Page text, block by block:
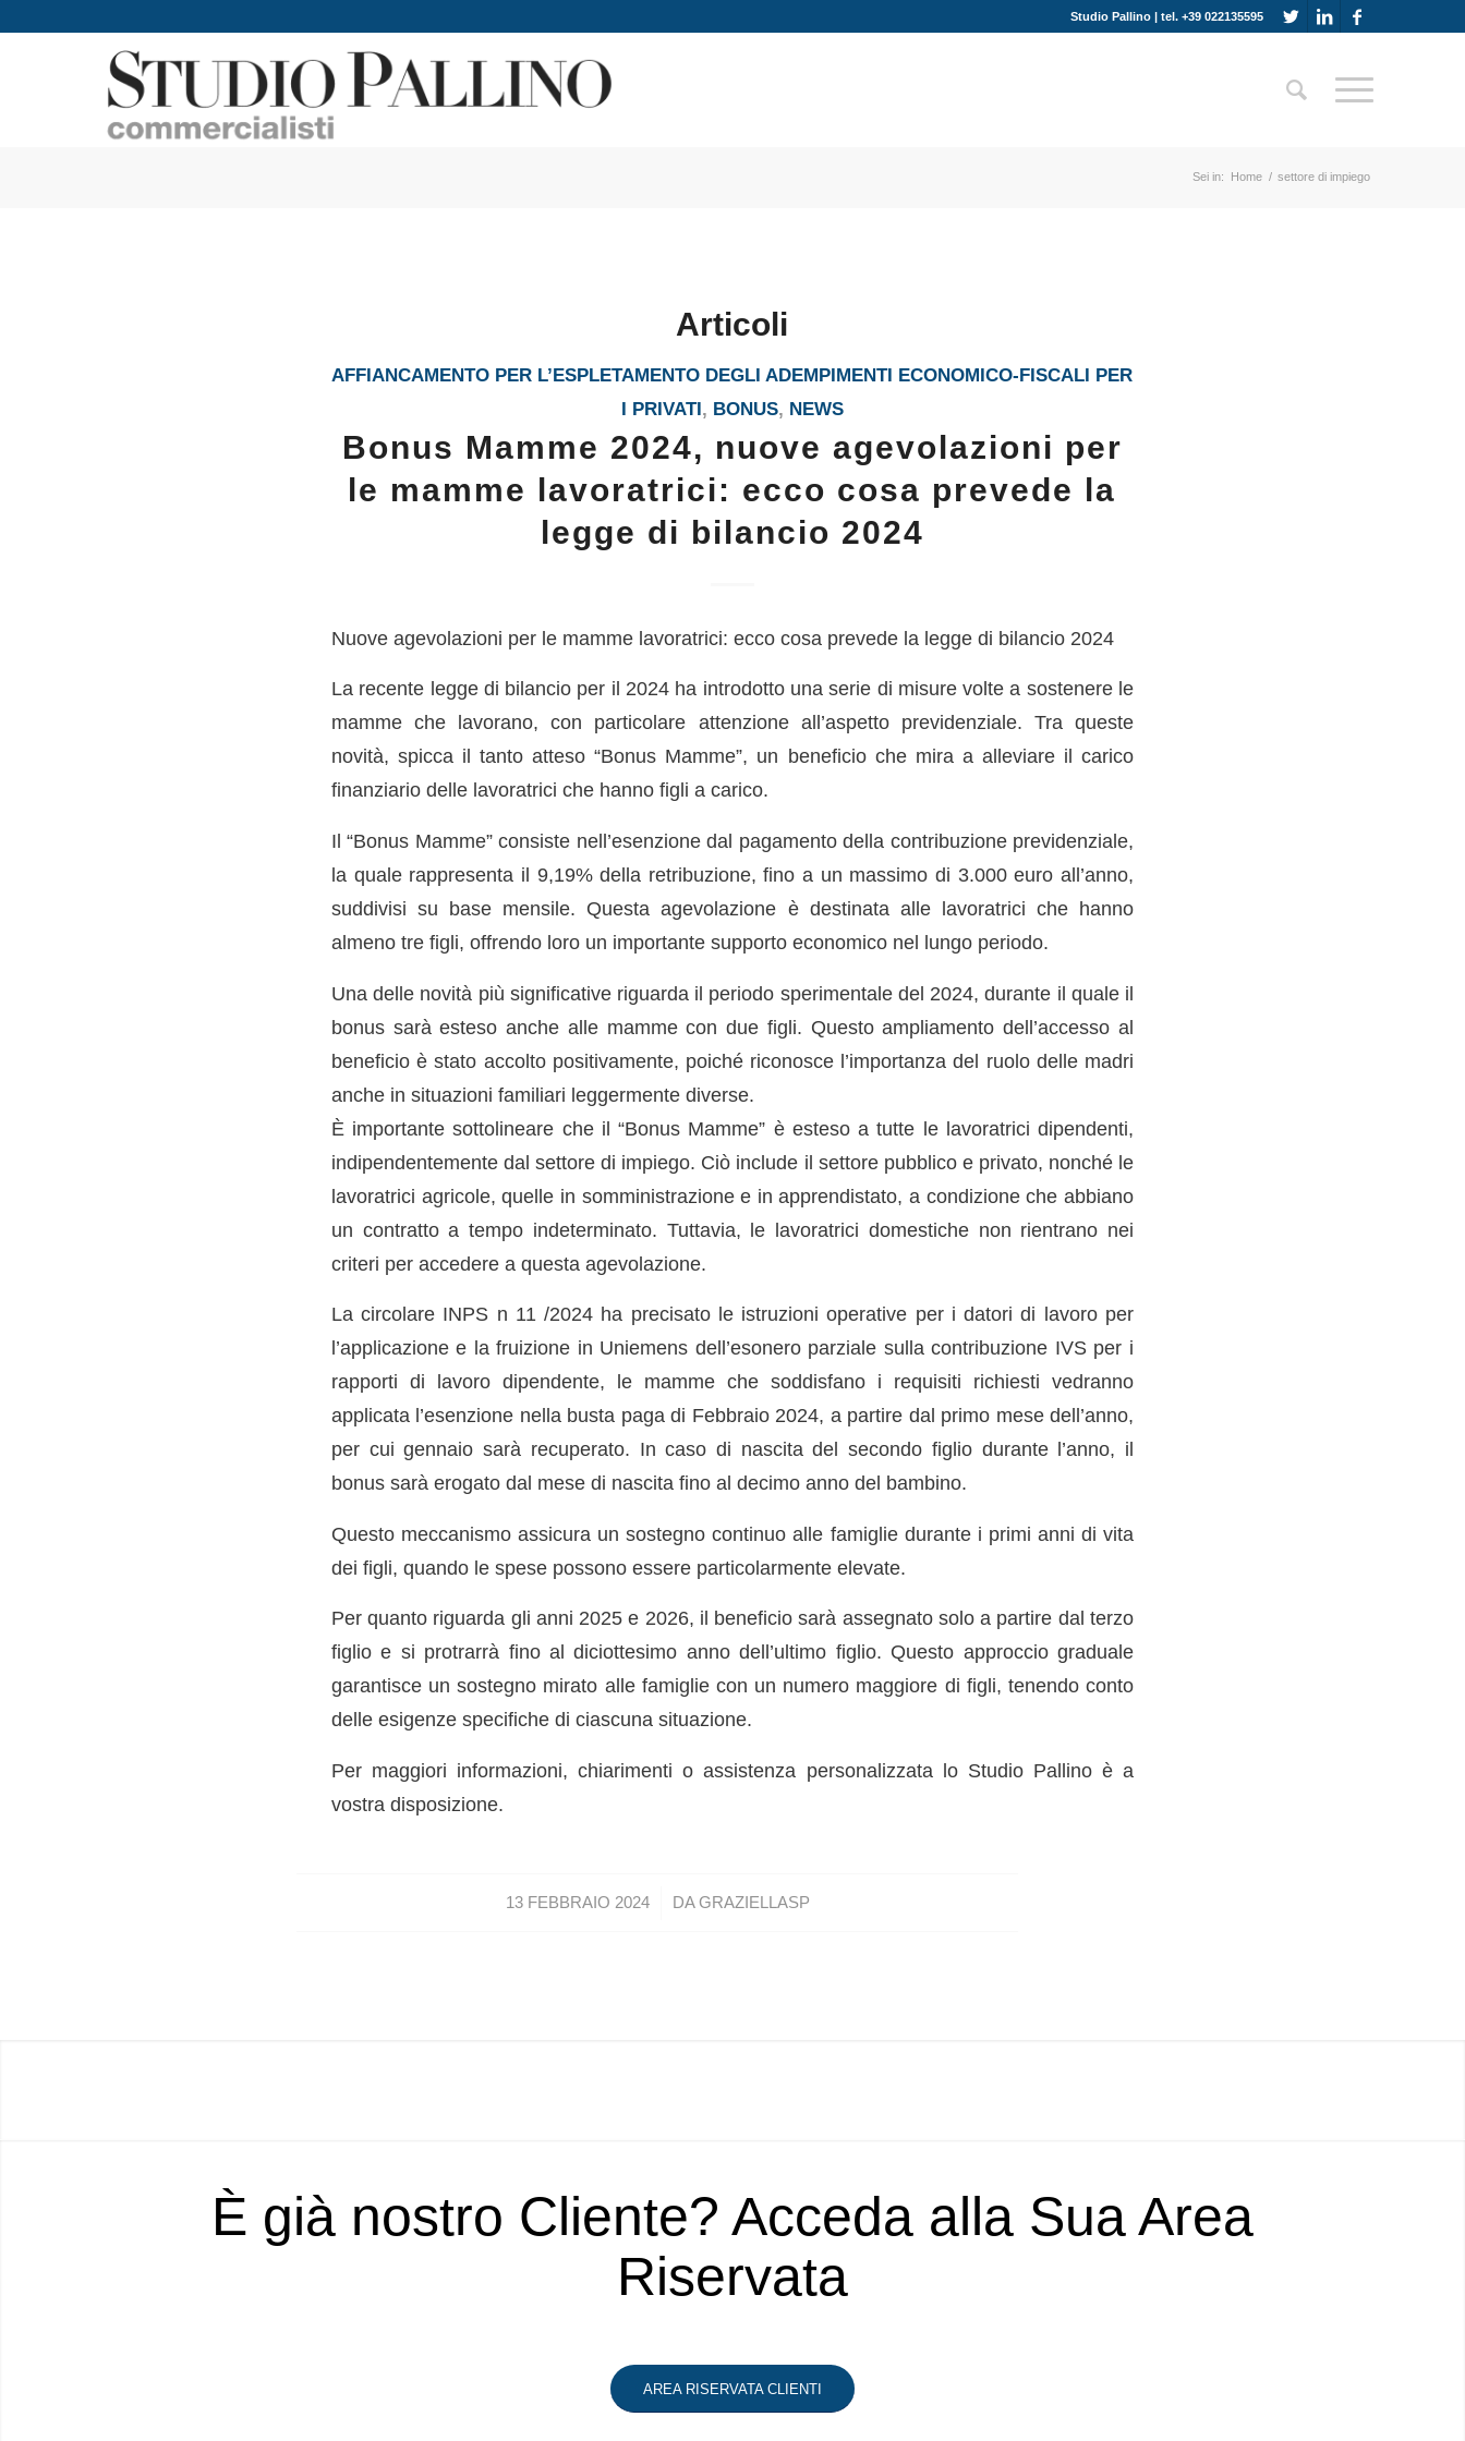
Studio Pallino | tel. +39 022135595
Sei in: Home / settore di impiego
Articoli
AFFIANCAMENTO PER L’ESPLETAMENTO DEGLI ADEMPIMENTI ECONOMICO-FISCALI PER
I PRIVATI, BONUS, NEWS
Bonus Mamme 2024, nuove agevolazioni per
le mamme lavoratrici: ecco cosa prevede la
legge di bilancio 2024
Nuove agevolazioni per le mamme lavoratrici: ecco cosa prevede la legge di bilancio 2024
La recente legge di bilancio per il 2024 ha introdotto una serie di misure volte a sostenere le
mamme che lavorano, con particolare attenzione all’aspetto previdenziale. Tra queste
novità, spicca il tanto atteso “Bonus Mamme”, un beneficio che mira a alleviare il carico
finanziario delle lavoratrici che hanno figli a carico.
Il “Bonus Mamme” consiste nell’esenzione dal pagamento della contribuzione previdenziale,
la quale rappresenta il 9,19% della retribuzione, fino a un massimo di 3.000 euro all’anno,
suddivisi su base mensile. Questa agevolazione è destinata alle lavoratrici che hanno
almeno tre figli, offrendo loro un importante supporto economico nel lungo periodo.
Una delle novità più significative riguarda il periodo sperimentale del 2024, durante il quale il
bonus sarà esteso anche alle mamme con due figli. Questo ampliamento dell’accesso al
beneficio è stato accolto positivamente, poiché riconosce l’importanza del ruolo delle madri
anche in situazioni familiari leggermente diverse.
È importante sottolineare che il “Bonus Mamme” è esteso a tutte le lavoratrici dipendenti,
indipendentemente dal settore di impiego. Ciò include il settore pubblico e privato, nonché le
lavoratrici agricole, quelle in somministrazione e in apprendistato, a condizione che abbiano
un contratto a tempo indeterminato. Tuttavia, le lavoratrici domestiche non rientrano nei
criteri per accedere a questa agevolazione.
La circolare INPS n 11 /2024 ha precisato le istruzioni operative per i datori di lavoro per
l’applicazione e la fruizione in Uniemens dell’esonero parziale sulla contribuzione IVS per i
rapporti di lavoro dipendente, le mamme che soddisfano i requisiti richiesti vedranno
applicata l’esenzione nella busta paga di Febbraio 2024, a partire dal primo mese dell’anno,
per cui gennaio sarà recuperato. In caso di nascita del secondo figlio durante l’anno, il
bonus sarà erogato dal mese di nascita fino al decimo anno del bambino.
Questo meccanismo assicura un sostegno continuo alle famiglie durante i primi anni di vita
dei figli, quando le spese possono essere particolarmente elevate.
Per quanto riguarda gli anni 2025 e 2026, il beneficio sarà assegnato solo a partire dal terzo
figlio e si protrarrà fino al diciottesimo anno dell’ultimo figlio. Questo approccio graduale
garantisce un sostegno mirato alle famiglie con un numero maggiore di figli, tenendo conto
delle esigenze specifiche di ciascuna situazione.
Per maggiori informazioni, chiarimenti o assistenza personalizzata lo Studio Pallino è a
vostra disposizione.
13 FEBBRAIO 2024
/ DAGRAZIELLASP
È già nostro Cliente? Acceda alla Sua Area
Riservata
AREA RISERVATA CLIENTI